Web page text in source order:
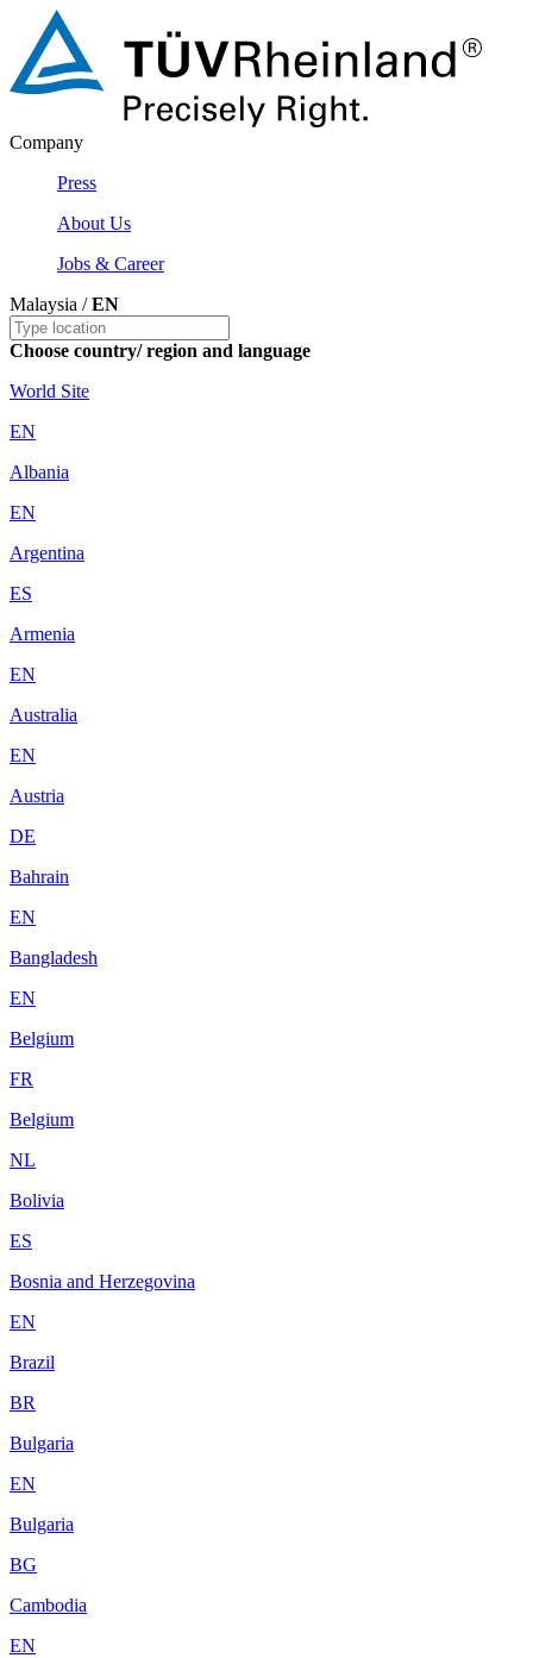
Company
Press
About Us
Jobs & Career
Malaysia /EN
Choose country/ region and language
World Site
EN
Albania
EN
Argentina
ES
Armenia
EN
Australia
EN
Austria
DE
Bahrain
EN
Bangladesh
EN
Belgium
FR
Belgium
NL
Bolivia
ES
Bosnia and Herzegovina
EN
Brazil
BR
Bulgaria
EN
Bulgaria
BG
Cambodia
EN